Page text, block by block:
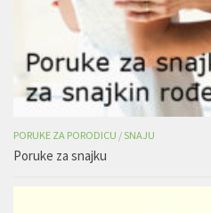
PORUKE ZA PORODICU /SNAJU
Poruke za snajku